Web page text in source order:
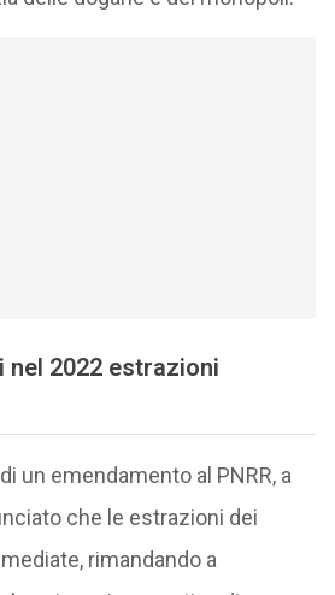
2022 estrazioni
un emendamento al PNRR, a
che le estrazioni dei
rimandando a